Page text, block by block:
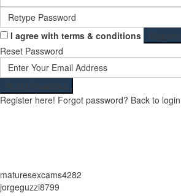
I agree with terms & conditions
Register
Reset Password
Reset Password
Register here! Forgot password? Back to login
maturesexcams4282
jorgeguzzi8799